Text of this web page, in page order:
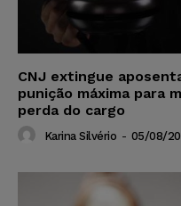
CNJ extingue
punição máxima para
perda do cargo
Karina Silvério - 05/08/